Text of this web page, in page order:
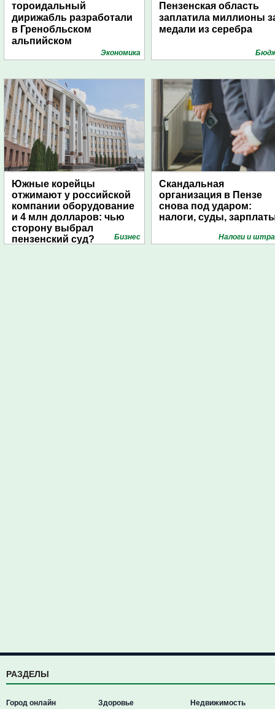
тороидальный
дирижабль разработали
в Гренобльском
альпийском
Экономика
Пензенская область
заплатила миллионы
медали из серебра
Южные корейцы
отжимают у российской
компании оборудование
и 4 млн долларов: чью
сторону выбрал
пензенский суд?
Бизнес
Скандальная
организация в Пензе
снова под ударом:
налоги, суды,
Налоги и
РАЗДЕЛЫ
Город онлайн Здоровье Недвижимость